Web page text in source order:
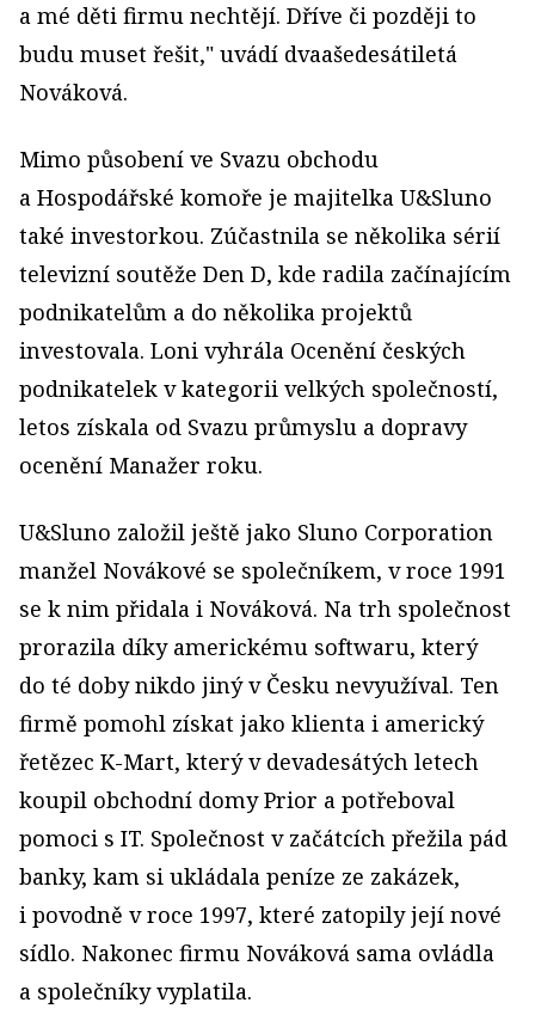
a mé děti firmu nechtějí. Dříve či později to
budu muset řešit," uvádí dvaašedesátiletá
Nováková.
Mimo působení ve Svazu obchodu
a Hospodářské komoře je majitelka U&Sluno
také investorkou. Zúčastnila se několika sérií
televizní soutěže Den D, kde radila začínajícím
podnikatelům a do několika projektů
investovala. Loni vyhrála Ocenění českých
podnikatelek v kategorii velkých společností,
letos získala od Svazu průmyslu a dopravy
ocenění Manažer roku.
U&Sluno založil ještě jako Sluno Corporation
manžel Novákové se společníkem, v roce 1991
se k nim přidala i Nováková. Na trh společnost
prorazila díky americkému softwaru, který
do té doby nikdo jiný v Česku nevyužíval. Ten
firmě pomohl získat jako klienta i americký
řetězec K-Mart, který v devadesátých letech
koupil obchodní domy Prior a potřeboval
pomoci s IT. Společnost v začátcích přežila pád
banky, kam si ukládala peníze ze zakázek,
i povodně v roce 1997, které zatopily její nové
sídlo. Nakonec firmu Nováková sama ovládla
a společníky vyplatila.